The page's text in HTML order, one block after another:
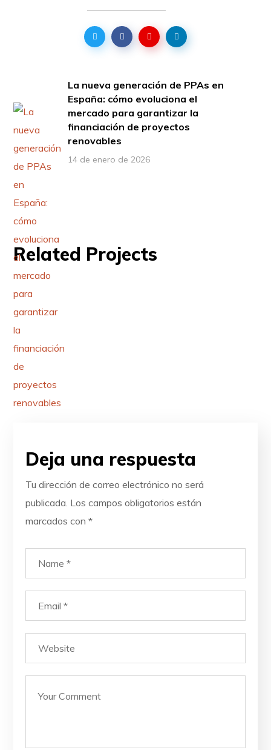
La nueva generación de PPAs en
España: cómo evoluciona el
mercado para garantizar la
financiación de proyectos
renovables
14 de enero de 2026
Related Projects
Deja una respuesta
Tu dirección de correo electrónico no será
publicada. Los campos obligatorios están
marcados con*